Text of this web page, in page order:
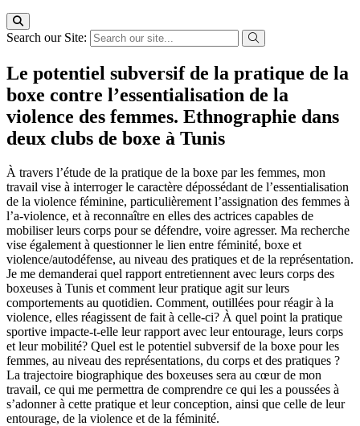
Search our Site:
Le potentiel subversif de la pratique de la
boxe contre l’essentialisation de la
violence des femmes. Ethnographie dans
deux clubs de boxe à Tunis
À travers l’étude de la pratique de la boxe par les femmes, mon
travail vise à interroger le caractère dépossédant de l’essentialisation
de la violence féminine, particulièrement l’assignation des femmes à
l’a-violence, et à reconnaître en elles des actrices capables de
mobiliser leurs corps pour se défendre, voire agresser. Ma recherche
vise également à questionner le lien entre féminité, boxe et
violence/autodéfense, au niveau des pratiques et de la représentation.
Je me demanderai quel rapport entretiennent avec leurs corps des
boxeuses à Tunis et comment leur pratique agit sur leurs
comportements au quotidien. Comment, outillées pour réagir à la
violence, elles réagissent de fait à celle-ci? À quel point la pratique
sportive impacte-t-elle leur rapport avec leur entourage, leurs corps
et leur mobilité? Quel est le potentiel subversif de la boxe pour les
femmes, au niveau des représentations, du corps et des pratiques ?
La trajectoire biographique des boxeuses sera au cœur de mon
travail, ce qui me permettra de comprendre ce qui les a poussées à
s’adonner à cette pratique et leur conception, ainsi que celle de leur
entourage, de la violence et de la féminité.